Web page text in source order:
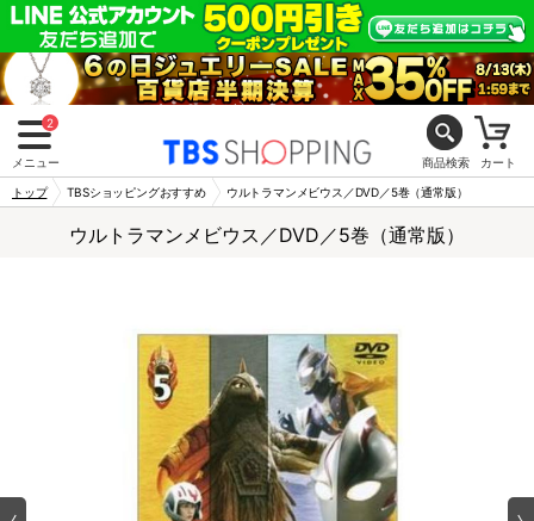
2
メニュー 商品検索 カート
トップ TBSショッピングおすすめ ウルトラマンメビウス／DVD／5巻（通常版）
ウルトラマンメビウス／DVD／5巻（通常版）